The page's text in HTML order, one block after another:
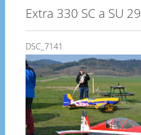
Extra 330 SC a SU 29
DSC_7141